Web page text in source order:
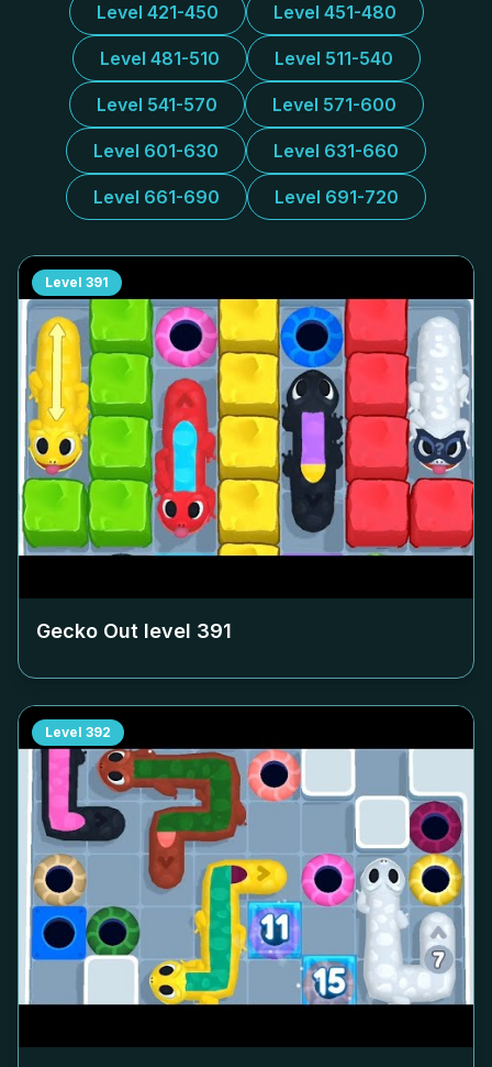
Level 421-450 Level 451-480
Level 481-510 Level 511-540
Level 541-570 Level 571-600
Level 601-630 Level 631-660
Level 661-690 Level 691-720
Level 391
Gecko Out level 391
Level 392